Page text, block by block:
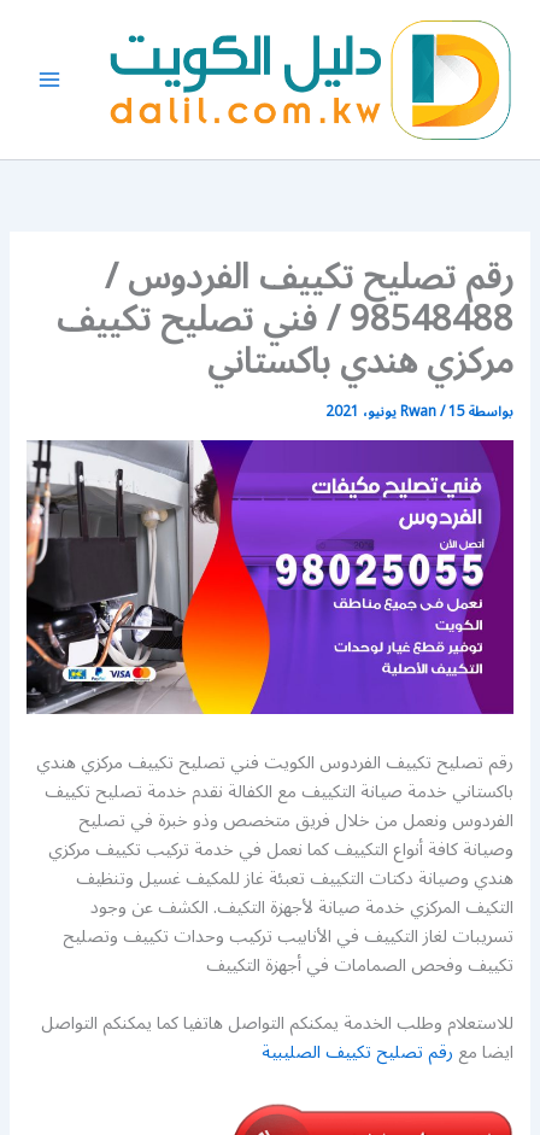
المحتوى
رقم تصليح تكييف الفردوس /
98548488 / فني تصليح تكييف
مركزي هندي باكستاني
بواسطة Rwan/15 يونيو، 2021
رقم تصليح تكييف الفردوس الكويت فني تصليح تكييف مركزي هندي
باكستاني خدمة صيانة التكييف مع الكفالة نقدم خدمة تصليح تكييف
الفردوس ونعمل من خلال فريق متخصص وذو خبرة في تصليح
وصيانة كافة أنواع التكييف كما نعمل في خدمة تركيب تكييف مركزي
هندي وصيانة دكتات التكييف تعبئة غاز للمكيف غسيل وتنظيف
التكيف المركزي خدمة صيانة لأجهزة التكيف. الكشف عن وجود
تسريبات لغاز التكييف في الأنابيب تركيب وحدات تكييف وتصليح
تكييف وفحص الصمامات في أجهزة التكييف
للاستعلام وطلب الخدمة يمكنكم التواصل هاتفيا كما يمكنكم التواصل
ايضا معرقم تصليح تكييف الصليبية